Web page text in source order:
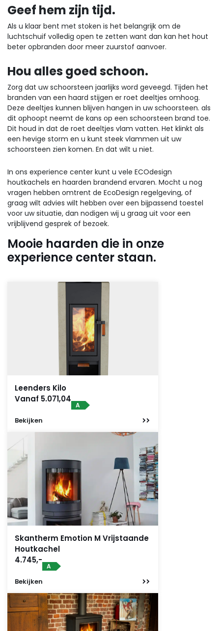
Geef hem zijn tijd.
Als u klaar bent met stoken is het belangrijk om de
luchtschuif volledig open te zetten want dan kan het hout
beter opbranden door meer zuurstof aanvoer.
Hou alles goed schoon.
Zorg dat uw schoorsteen jaarlijks word geveegd. Tijden het
branden van een haard stijgen er roet deeltjes omhoog.
Deze deeltjes kunnen blijven hangen in uw schoorsteen. als
dit ophoopt neemt de kans op een schoorsteen brand toe.
Dit houd in dat de roet deeltjes vlam vatten. Het klinkt als
een hevige storm en u kunt steek vlammen uit uw
schoorsteen zien komen. En dat wilt u niet.
In ons experience center kunt u vele ECOdesign
houtkachels en haarden brandend ervaren. Mocht u nog
vragen hebben omtrent de EcoDesign regelgeving, of
graag wilt advies wilt hebben over een bijpassend toestel
voor uw situatie, dan nodigen wij u graag uit voor een
vrijblijvend gesprek of bezoek.
Mooie haarden die in onze
experience center staan.
Leenders Kilo
Vanaf 5.071,04
A
Bekijken
Skantherm Emotion M Vrijstaande
Houtkachel
4.745,-
A
Bekijken